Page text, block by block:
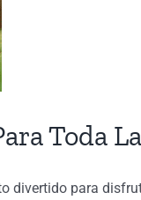
Toda
divertido para